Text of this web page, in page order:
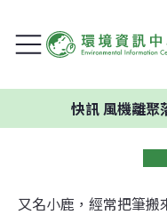
風機離聚落、學
又名小鹿，經常把筆搬